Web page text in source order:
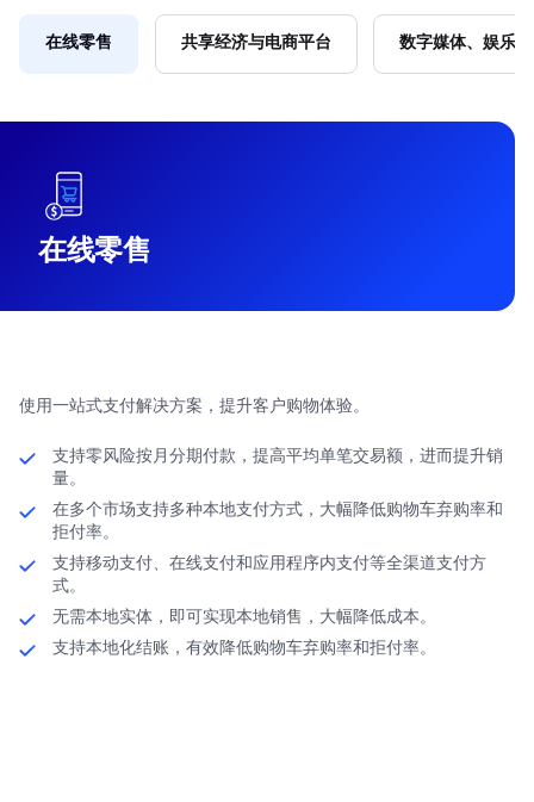
在线零售 共享经济与电商平台 数字媒体、娱乐
在线零售
使用一站式支付解决方案，提升客户购物体验。
支持零风险按月分期付款，提高平均单笔交易额，进而提升销
量。
在多个市场支持多种本地支付方式，大幅降低购物车弃购率和
拒付率。
支持移动支付、在线支付和应用程序内支付等全渠道支付方
式。
无需本地实体，即可实现本地销售，大幅降低成本。
支持本地化结账，有效降低购物车弃购率和拒付率。